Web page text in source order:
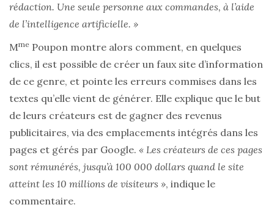
rédaction. Une seule personne aux commandes, à l’aide
de l’intelligence artificielle. »
Mme Poupon montre alors comment, en quelques
clics, il est possible de créer un faux site d’information
de ce genre, et pointe les erreurs commises dans les
textes qu’elle vient de générer. Elle explique que le but
de leurs créateurs est de gagner des revenus
publicitaires, via des emplacements intégrés dans les
pages et gérés par Google. « Les créateurs de ces pages
sont rémunérés, jusqu’à 100 000 dollars quand le site
atteint les 10 millions de visiteurs », indique le
commentaire.